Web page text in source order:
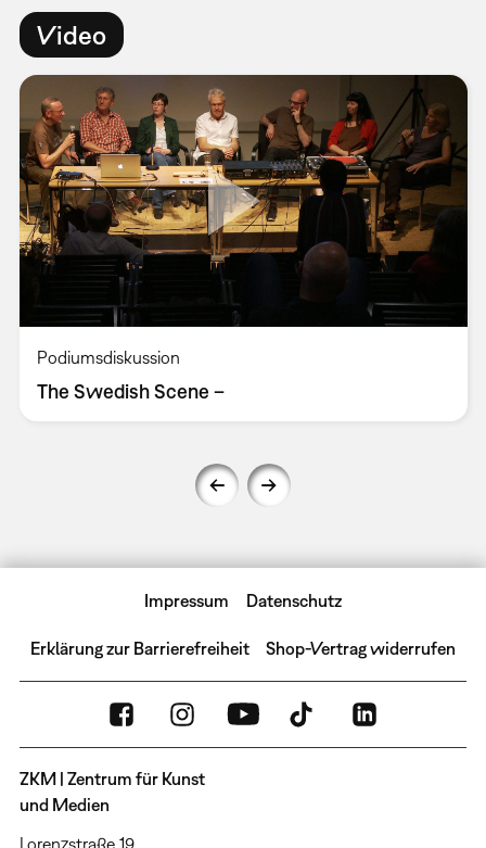
Video
Podiumsdiskussion
The Swedish Scene –
Impressum Datenschutz
Erklärung zur Barrierefreiheit Shop-Vertrag widerrufen
ZKM | Zentrum für Kunst
und Medien
Lorenzstraße 19